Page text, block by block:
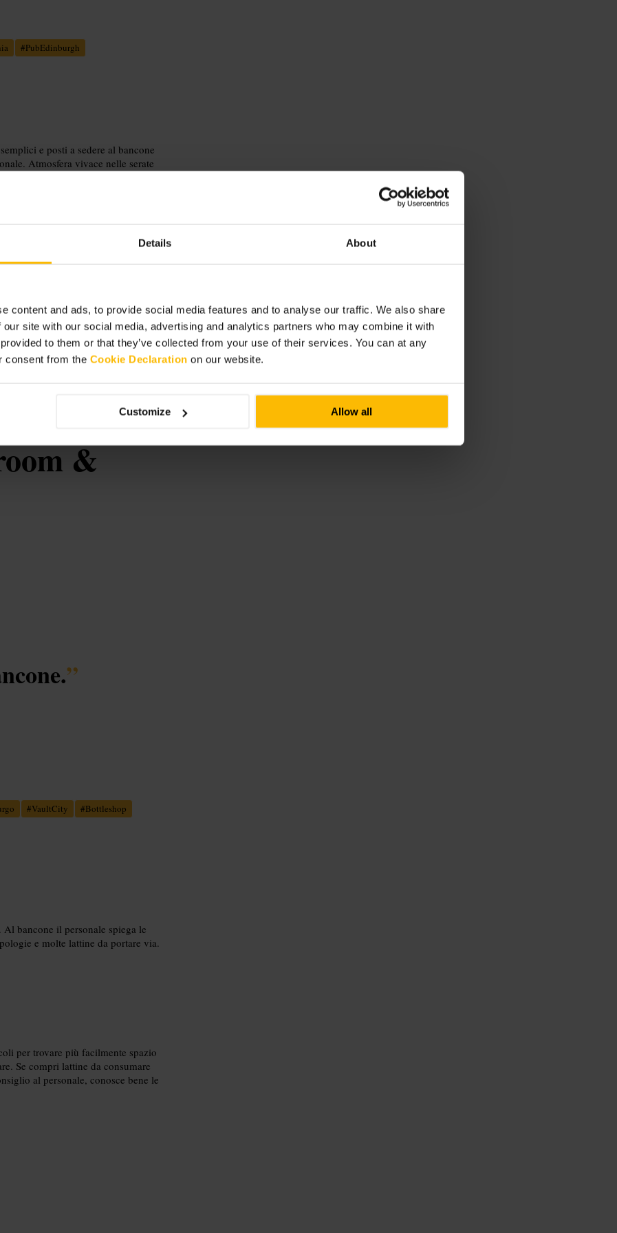
Details About
content and ads, to provide social media features and to analyse our traffic. We also share
our site with our social media, advertising and analytics partners who may combine it with
to them or that they’ve collected from your use of their services. You can at any
consent from the Cookie Declaration on our website.
Customize Allow all
#PubEdinburgh
e posti a sedere al bancone
Atmosfera vivace nelle serate
il posto migliore. Per gruppi
Porta un documento di identità
Chiedi al personale dove sono i
- Vault
&
”
#VaultCity #Bottleshop
bancone il personale spiega le
e molte lattine da portare via.
per trovare più facilmente spazio
Se compri lattine da consumare
al personale, conosce bene le